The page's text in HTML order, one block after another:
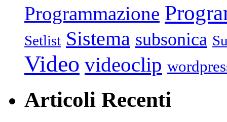
Programmazione
Setlist Sistema subsonica
Video videoclip
Articoli Recenti